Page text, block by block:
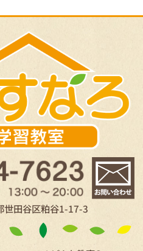
世田谷区粕谷1-17-3